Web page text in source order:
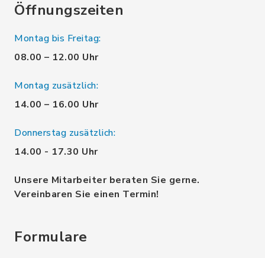
Öffnungszeiten
Montag bis Freitag:
08.00 – 12.00 Uhr
Montag zusätzlich:
14.00 – 16.00 Uhr
Donnerstag zusätzlich:
14.00 - 17.30 Uhr
Unsere Mitarbeiter beraten Sie gerne.
Vereinbaren Sie einen Termin!
Formulare